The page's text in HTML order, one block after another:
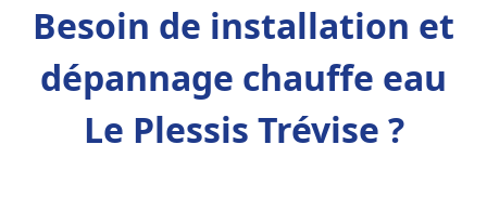
Besoin de installation et
dépannage chauffe eau
Le Plessis Trévise ?